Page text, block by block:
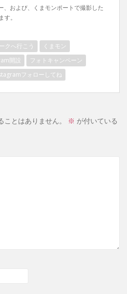
、および、くまモンポートで撮影した
す。
クへ行こう
くまモン
開設
フォトキャンペーン
フォローしてね
とはありません。
※ が付いている